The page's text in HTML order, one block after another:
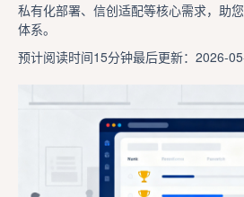
私有化部署、信创适配等核心需求，助
体系。
预计阅读时间15分钟最后更新：2026-